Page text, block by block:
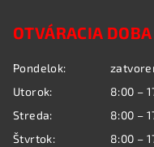
OTVÁRACIA DOBA
Pondelok:
Utorok:
8:00 –
Streda:
8:00 –
Štvrtok:
8:00 –